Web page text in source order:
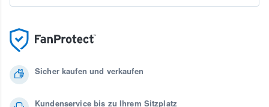
Sicher kaufen und verkaufen
Kundenservice bis zu Ihrem Sitzplatz